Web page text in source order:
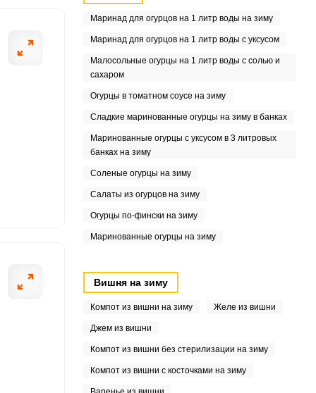
Маринад для огурцов на 1 литр воды на зиму
Маринад для огурцов на 1 литр воды с уксусом
Малосольные огурцы на 1 литр воды с солью и
сахаром
Огурцы в томатном соусе на зиму
Сладкие маринованные огурцы на зиму в банках
Маринованные огурцы с уксусом в 3 литровых
банках на зиму
Соленые огурцы на зиму
Салаты из огурцов на зиму
Огурцы по-фински на зиму
Маринованные огурцы на зиму
Вишня на зиму
Компот из вишни на зиму Желе из вишни
Джем из вишни
Компот из вишни без стерилизации на зиму
Компот из вишни с косточками на зиму